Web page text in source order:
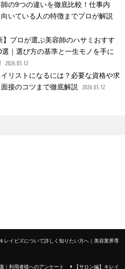
の9つの違いを徹底比較！仕事内
いている人の特徴までプロが解説
】プロが選ぶ美容師のハサミおすす
｜選び方の基準と一生モノを手に
2026.05.12
リストになるには？必要な資格や求
接のコツまで徹底解説
2026.05.12
キレイビズについて詳しく知りたい方へ｜美容業界専
｜利用者様へのアンケート 【サロン編】キレイ